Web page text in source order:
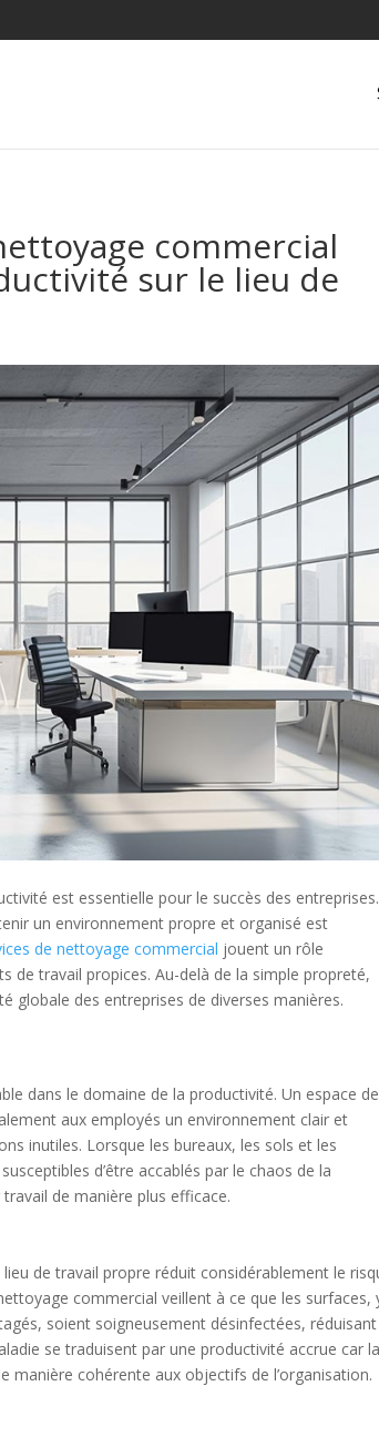
commercial
sur le lieu de
est essentielle pour le succès des entreprises.
un environnement propre et organisé est
de nettoyage commercial jouent un rôle
de travail propices. Au-delà de la simple propreté,
globale des entreprises de diverses manières.
dans le domaine de la productivité. Un espace de
aux employés un environnement clair et
inutiles. Lorsque les bureaux, les sols et les
d’être accablés par le chaos de la
de manière plus efficace.
de travail propre réduit considérablement le
commercial veillent à ce que les surfaces,
soient soigneusement désinfectées, réduisant
se traduisent par une productivité accrue car la
cohérente aux objectifs de l’organisation.